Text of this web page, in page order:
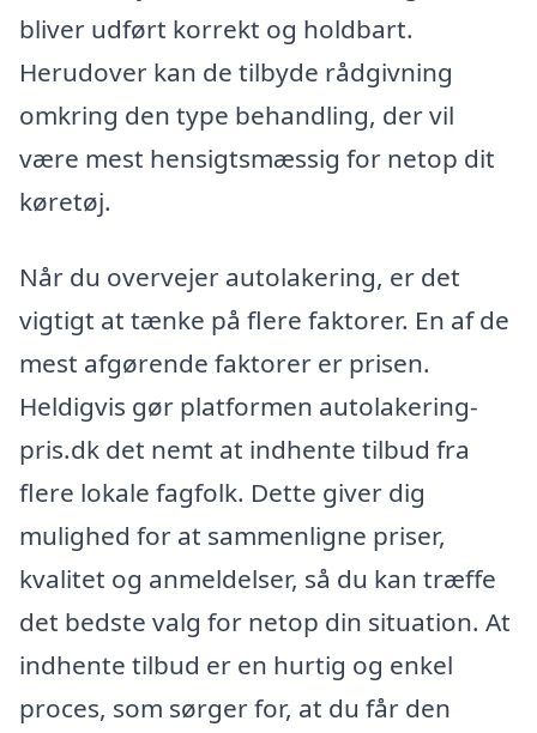
bliver udført korrekt og holdbart.
Herudover kan de tilbyde rådgivning
omkring den type behandling, der vil
være mest hensigtsmæssig for netop dit
køretøj.
Når du overvejer autolakering, er det
vigtigt at tænke på flere faktorer. En af de
mest afgørende faktorer er prisen.
Heldigvis gør platformen autolakering-
pris.dk det nemt at indhente tilbud fra
flere lokale fagfolk. Dette giver dig
mulighed for at sammenligne priser,
kvalitet og anmeldelser, så du kan træffe
det bedste valg for netop din situation. At
indhente tilbud er en hurtig og enkel
proces, som sørger for, at du får den